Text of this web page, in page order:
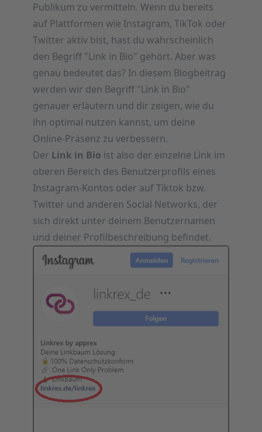
Publikum zu vermitteln. Wenn du bereits
auf Plattformen wie Instagram, TikTok oder
Twitter aktiv bist, hast du wahrscheinlich
den Begriff "Link in Bio" gehört. Aber was
genau bedeutet das? In diesem Blogbeitrag
werden wir den Begriff "Link in Bio"
genauer erläutern und dir zeigen, wie du
ihn optimal nutzen kannst, um deine
Online-Präsenz zu verbessern.
Der Link in Bio ist also der einzelne Link im
oberen Bereich des Benutzerprofils eines
Instagram-Kontos oder auf Tiktok bzw.
Twitter und anderen Social Networks, der
sich direkt unter deinem Benutzernamen
und deiner Profilbeschreibung befindet.